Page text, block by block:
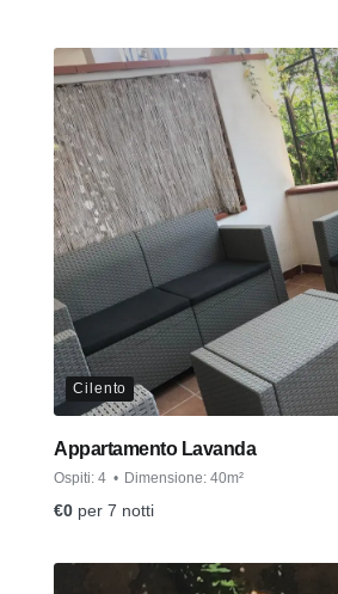
Cilento
Appartamento Lavanda
Ospiti: 4 Dimensione: 40m²
€0 per 7 notti